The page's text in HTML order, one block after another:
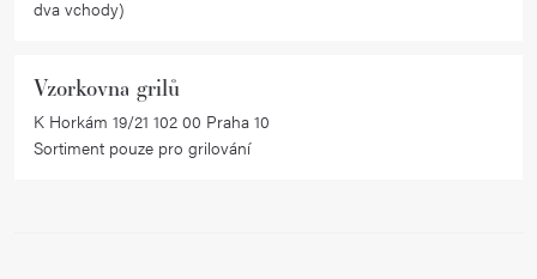
dva vchody)
Vzorkovna grilů
K Horkám 19/21 102 00 Praha 10
Sortiment pouze pro grilování